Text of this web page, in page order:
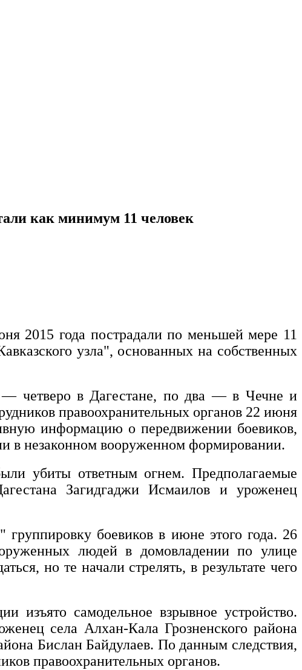
как минимум 11 человек
2015 года пострадали по меньшей мере 11
узла", основанных на собственных
— четверо в Дагестане, по два — в Чечне и
правоохранительных органов 22 июня
информацию о передвижении боевиков,
в незаконном вооруженном формировании.
убиты ответным огнем. Предполагаемые
Загидгаджи Исмаилов и уроженец
боевиков в июне этого года. 26
людей в домовладении по улице
но те начали стрелять, в результате чего
изъято самодельное взрывное устройство.
села Алхан-Кала Грозненского района
Бислан Байдулаев. По данным следствия,
правоохранительных органов.